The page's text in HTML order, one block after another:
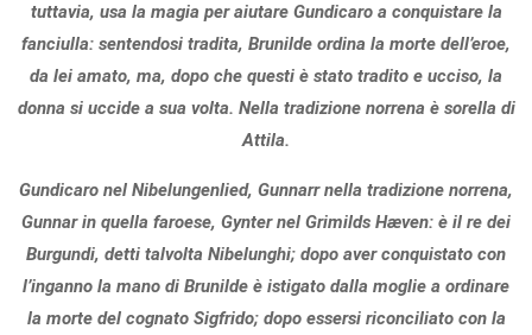
tuttavia, usa la magia per aiutare Gundicaro a conquistare la
fanciulla: sentendosi tradita, Brunilde ordina la morte dell’eroe,
da lei amato, ma, dopo che questi è stato tradito e ucciso, la
donna si uccide a sua volta. Nella tradizione norrena è sorella di
Attila.
Gundicaro nel Nibelungenlied, Gunnarr nella tradizione norrena,
Gunnar in quella faroese, Gynter nel Grimilds Hæven: è il re dei
Burgundi, detti talvolta Nibelunghi; dopo aver conquistato con
l’inganno la mano di Brunilde è istigato dalla moglie a ordinare
la morte del cognato Sigfrido; dopo essersi riconciliato con la